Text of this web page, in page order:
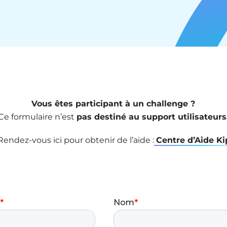
Vous êtes participant à un challenge ?
formulaire n’est pas destiné au support
vous ici pour obtenir de l’aide : Centre d’Aide